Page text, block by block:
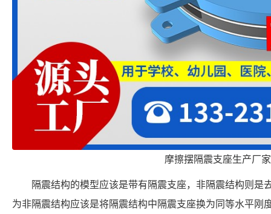
摩擦摆隔震支座生产厂家
隔震结构的模型应该是带有隔震支座，非隔震结构则是
为非隔震结构应该是将隔震结构中隔震支座换为同等水平刚